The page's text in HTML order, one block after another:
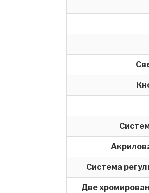
Система
Две